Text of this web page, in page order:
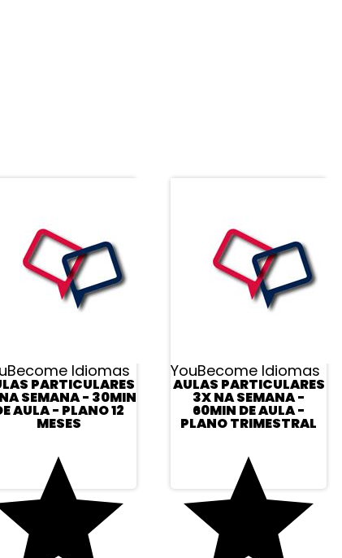
quando o aprendizado é prazeroso é focado na
Idiomas
PARTICULARES
SEMANA - 30MIN
AULA - PLANO 12
MESES
YouBecome Idiomas
AULAS PARTICULARES
3X NA SEMANA -
60MIN DE AULA -
PLANO TRIMESTRAL